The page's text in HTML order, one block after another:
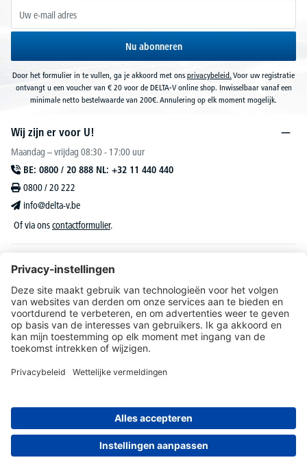
Nu abonneren
Door het formulier in te vullen, ga je akkoord met ons privacybeleid. Voor uw registratie
ontvangt u een voucher van € 20 voor de DELTA-V online shop. Inwisselbaar vanaf een
minimale netto bestelwaarde van 200€. Annulering op elk moment mogelijk.
Wij zijn er voor U!
Maandag – vrijdag 08:30 - 17:00 uur
BE: 0800 / 20 888 NL: +32 11 440 440
0800 / 20 222
info@delta-v.be
Of via onscontactformulier.
DELTA-V Lucas
Klantenservice
Over DELTA-V
en organisaties.
* Alle prijzen zijn excl. BTW en deze dient u bij te rekenen